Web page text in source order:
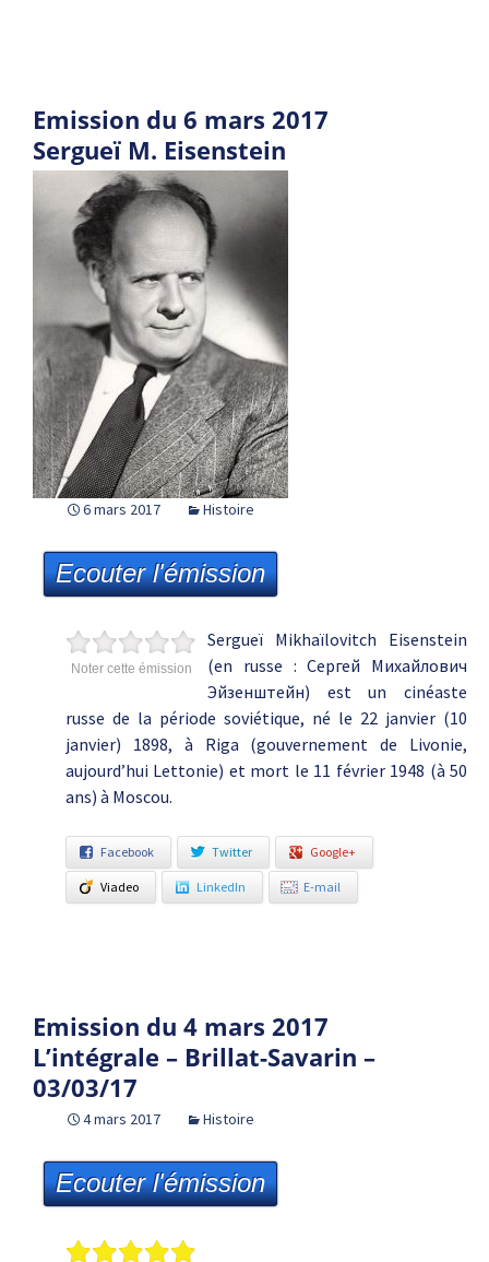
Emission du 6 mars 2017
Sergueï M. Eisenstein
6 mars 2017 Histoire
Ecouter l'émission
Noter cette émission
Sergueï Mikhaïlovitch Eisenstein
(en russe : Сергей Михайлович
Эйзенштейн) est un cinéaste
russe de la période soviétique, né le 22 janvier (10
janvier) 1898, à Riga (gouvernement de Livonie,
aujourd’hui Lettonie) et mort le 11 février 1948 (à 50
ans) à Moscou.
Facebook Twitter Google+
Viadeo LinkedIn E-mail
Emission du 4 mars 2017
L’intégrale – Brillat-Savarin –
03/03/17
4 mars 2017 Histoire
Ecouter l'émission